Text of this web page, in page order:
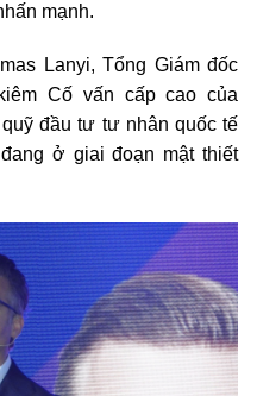
mạnh.
Lanyi, Tổng Giám đốc
Cố vấn cấp cao của
đầu tư tư nhân quốc tế
ở giai đoạn mật thiết